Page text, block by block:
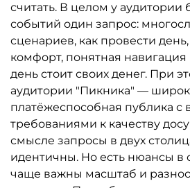
считать. В целом у аудитории
событий один запрос:
сценариев, как провести день,
комфорт, понятная
день стоит своих денег. При
аудитории "Пикника" —
платёжеспособная публика с
требованиями к качеству
смысле запросы в двух
идентичны. Но есть нюансы в
чаще важны масштаб и